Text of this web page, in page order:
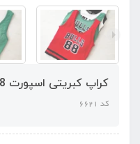
کراپ کبریتی اسپورت 88
کد 6621